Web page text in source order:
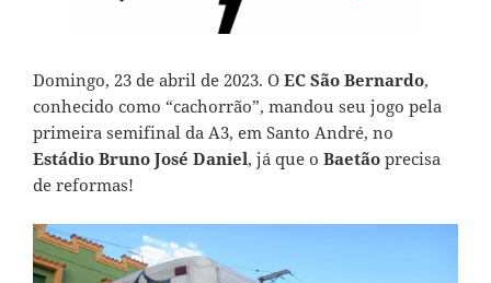
Domingo, 23 de abril de 2023. O EC São Bernardo,
conhecido como “cachorrão”, mandou seu jogo pela
primeira semifinal da A3, em Santo André, no
Estádio Bruno José Daniel, já que o Baetão precisa
de reformas!